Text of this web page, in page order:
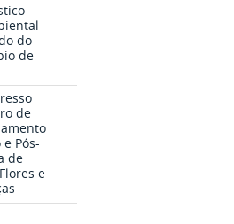
do
de
de
Pós-
de
e